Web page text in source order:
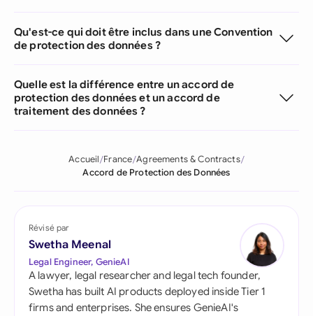
Qu'est-ce qui doit être inclus dans une Convention
de protection des données ?
Quelle est la différence entre un accord de
protection des données et un accord de
traitement des données ?
Accueil France Agreements & Contracts
Accord de Protection des Données
Révisé par
Swetha Meenal
Legal Engineer, GenieAI
A lawyer, legal researcher and legal tech founder,
Swetha has built AI products deployed inside Tier 1
firms and enterprises. She ensures GenieAI's